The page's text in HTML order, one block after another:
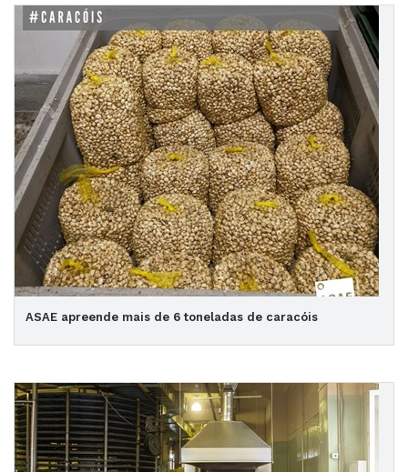
ASAE apreende mais de 6 toneladas de caracóis